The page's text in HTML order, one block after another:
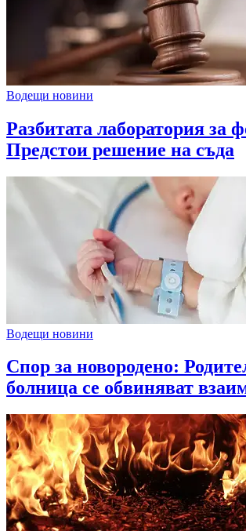
Водещи новини
Разбитата лаборатория за
Предстои решение на съда
Водещи новини
Спор за новородено:
болница се обвиняват